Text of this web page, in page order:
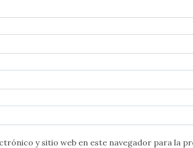
y sitio web en este navegador para la